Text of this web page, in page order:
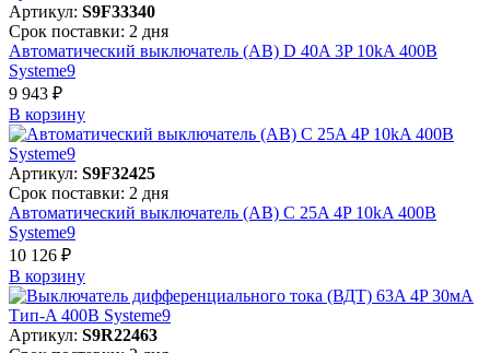
Артикул: S9F33340
Срок поставки: 2 дня
Автоматический выключатель (АВ) D 40A 3P 10kA 400В
Systeme9
9 943 ₽
В корзинy
Артикул: S9F32425
Срок поставки: 2 дня
Автоматический выключатель (АВ) C 25A 4P 10kA 400В
Systeme9
10 126 ₽
В корзинy
Артикул: S9R22463